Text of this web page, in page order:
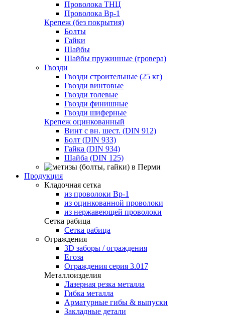
Проволока ТНЦ
Проволока Вр-1
Крепеж (без покрытия)
Болты
Гайки
Шайбы
Шайбы пружинные (гровера)
Гвозди
Гвозди строительные (25 кг)
Гвозди винтовые
Гвозди толевые
Гвозди финишные
Гвозди шиферные
Крепеж оцинкованный
Винт с вн. шест. (DIN 912)
Болт (DIN 933)
Гайка (DIN 934)
Шайба (DIN 125)
Продукция
Кладочная сетка
из проволоки Вр-1
из оцинкованной проволоки
из нержавеющей проволоки
Сетка рабица
Сетка рабица
Ограждения
3D заборы / ограждения
Егоза
Ограждения серия 3.017
Металлоизделия
Лазерная резка металла
Гибка металла
Арматурные гибы & выпуски
Закладные детали